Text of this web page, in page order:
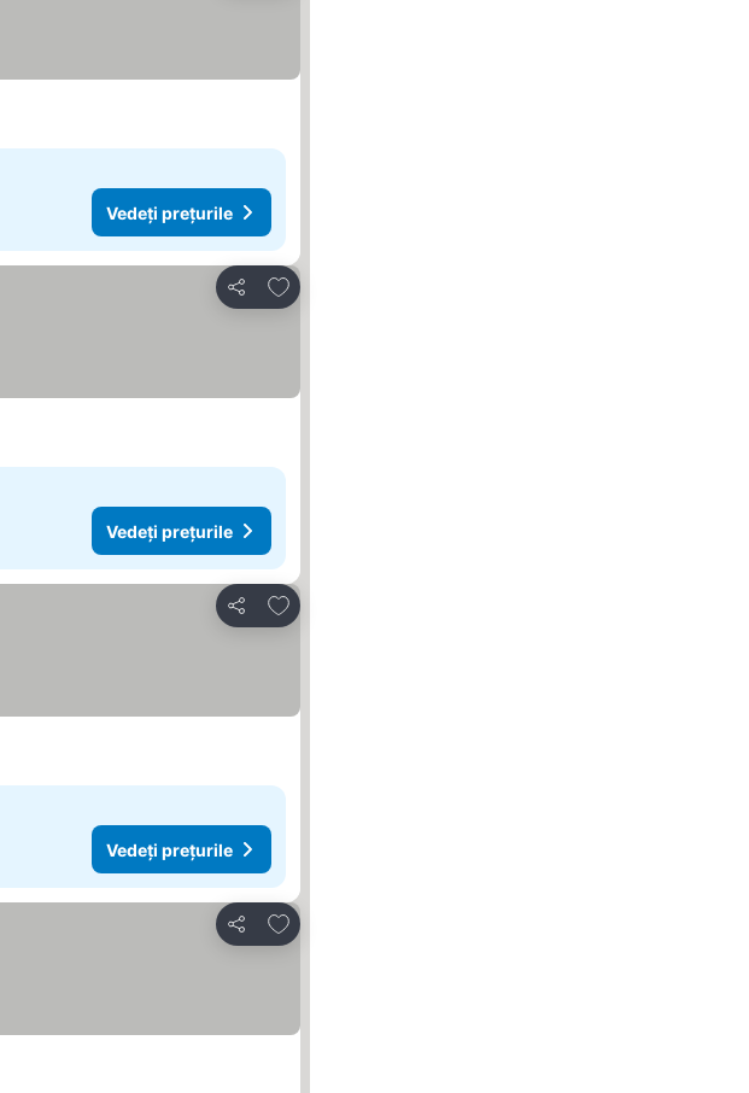
Vedeți prețurile
Distribuiți
Adăugaţi la favorite
Vedeți prețurile
Distribuiți
Adăugaţi la favorite
Vedeți prețurile
Distribuiți
Adăugaţi la favorite